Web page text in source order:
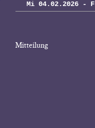
Mi 04.02.2026 -
Mitteilung